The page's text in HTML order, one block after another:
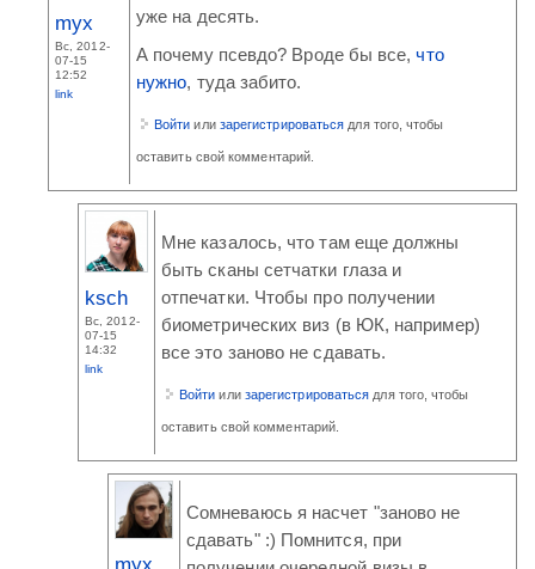
myx
Вс, 2012-
07-15
12:52
link
уже на десять.
А почему псевдо? Вроде бы все,что
нужно, туда забито.
Войти или зарегистрироваться для того, чтобы
оставить свой комментарий.
ksch
Вс, 2012-
07-15
14:32
link
Мне казалось, что там еще должны
быть сканы сетчатки глаза и
отпечатки. Чтобы про получении
биометрических виз (в ЮК, например)
все это заново не сдавать.
Войти или зарегистрироваться для того, чтобы
оставить свой комментарий.
myx
Сомневаюсь я насчет "заново не
сдавать" :) Помнится, при